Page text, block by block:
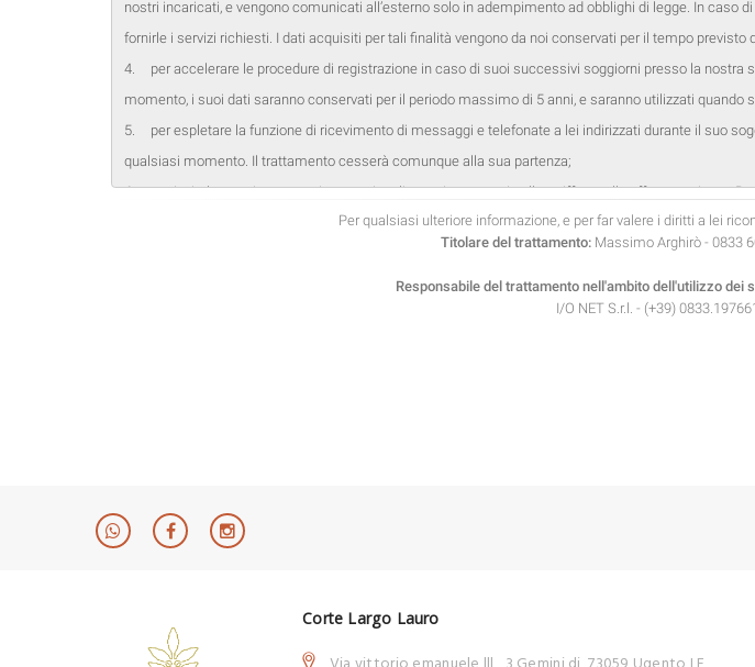
Corte Largo Lauro